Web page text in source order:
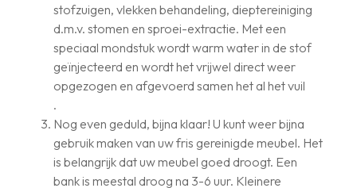
stofzuigen, vlekken behandeling, dieptereiniging
d.m.v. stomen en sproei-extractie. Met een
speciaal mondstuk wordt warm water in de stof
geïnjecteerd en wordt het vrijwel direct weer
opgezogen en afgevoerd samen het al het vuil
.
Nog even geduld, bijna klaar! U kunt weer bijna
gebruik maken van uw fris gereinigde meubel. Het
is belangrijk dat uw meubel goed droogt. Een
bank is meestal droog na 3-6 uur. Kleinere